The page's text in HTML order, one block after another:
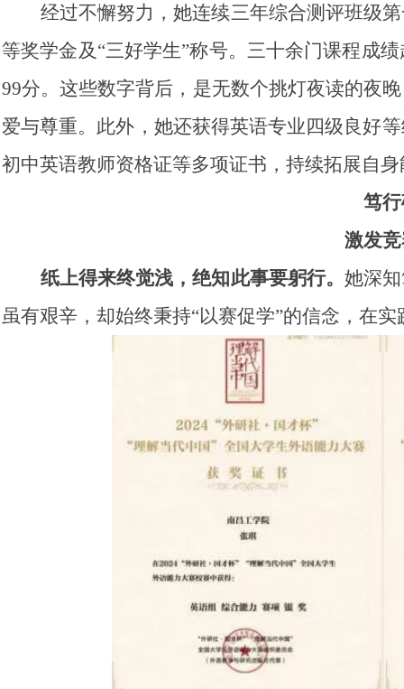
经过不懈努力，她连续三年综合测评班级
等奖学金及“三好学生”称号。三十余门课程成
99分。这些数字背后，是无数个挑灯夜读的夜
爱与尊重。此外，她还获得英语专业四级良好
初中英语教师资格证等多项证书，持续拓展自
笃
激发
纸上得来终觉浅，绝知此事要躬行。 她深
虽有艰辛，却始终秉持“以赛促学”的信念，在